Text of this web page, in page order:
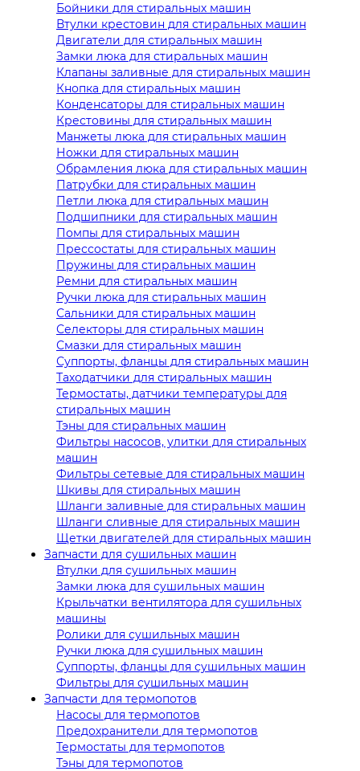
Бойники для стиральных машин
Втулки крестовин для стиральных машин
Двигатели для стиральных машин
Замки люка для стиральных машин
Клапаны заливные для стиральных машин
Кнопка для стиральных машин
Конденсаторы для стиральных машин
Крестовины для стиральных машин
Манжеты люка для стиральных машин
Ножки для стиральных машин
Обрамления люка для стиральных машин
Патрубки для стиральных машин
Петли люка для стиральных машин
Подшипники для стиральных машин
Помпы для стиральных машин
Прессостаты для стиральных машин
Пружины для стиральных машин
Ремни для стиральных машин
Ручки люка для стиральных машин
Сальники для стиральных машин
Селекторы для стиральных машин
Смазки для стиральных машин
Суппорты, фланцы для стиральных машин
Таходатчики для стиральных машин
Термостаты, датчики температуры для
стиральных машин
Тэны для стиральных машин
Фильтры насосов, улитки для стиральных
машин
Фильтры сетевые для стиральных машин
Шкивы для стиральных машин
Шланги заливные для стиральных машин
Шланги сливные для стиральных машин
Щетки двигателей для стиральных машин
Запчасти для сушильных машин
Втулки для сушильных машин
Замки люка для сушильных машин
Крыльчатки вентилятора для сушильных
машины
Ролики для сушильных машин
Ручки люка для сушильных машин
Суппорты, фланцы для сушильных машин
Фильтры для сушильных машин
Запчасти для термопотов
Насосы для термопотов
Предохранители для термопотов
Термостаты для термопотов
Тэны для термопотов